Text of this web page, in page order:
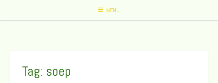
MENU
Tag: soep